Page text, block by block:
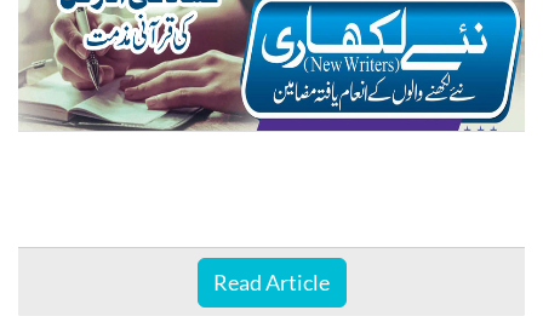
Read Article